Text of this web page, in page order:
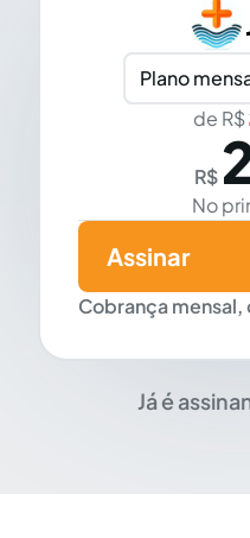
Plano
de R$
R$
No
Cobrança
Assinar
Já é